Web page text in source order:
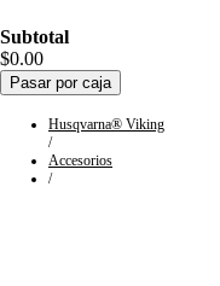
Subtotal
$0.00
Pasar por caja
Husqvarna® Viking
/
Accesorios
/